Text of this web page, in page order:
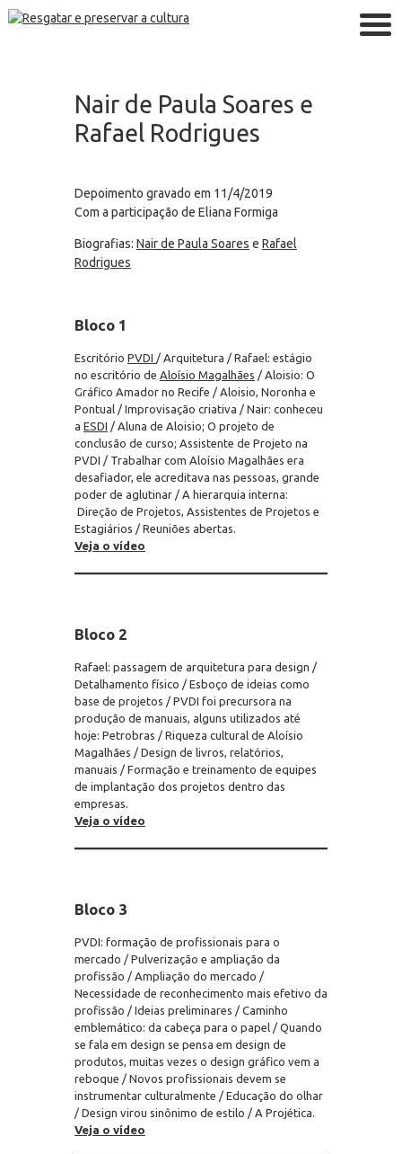
Nair de Paula Soares e
Rafael Rodrigues
Depoimento gravado em 11/4/2019
Com a participação de Eliana Formiga
Biografias: Nair de Paula Soares e Rafael
Rodrigues
Bloco 1
Escritório PVDI / Arquitetura / Rafael: estágio
no escritório de Aloísio Magalhães / Aloisio: O
Gráfico Amador no Recife / Aloisio, Noronha e
Pontual / Improvisação criativa / Nair: conheceu
a ESDI / Aluna de Aloisio; O projeto de
conclusão de curso; Assistente de Projeto na
PVDI / Trabalhar com Aloísio Magalhães era
desafiador, ele acreditava nas pessoas, grande
poder de aglutinar / A hierarquia interna:
Direção de Projetos, Assistentes de Projetos e
Estagiários / Reuniões abertas.
Veja o vídeo
Bloco 2
Rafael: passagem de arquitetura para design /
Detalhamento físico / Esboço de ideias como
base de projetos / PVDI foi precursora na
produção de manuais, alguns utilizados até
hoje: Petrobras / Riqueza cultural de Aloísio
Magalhães / Design de livros, relatórios,
manuais / Formação e treinamento de equipes
de implantação dos projetos dentro das
empresas.
Veja o vídeo
Bloco 3
PVDI: formação de profissionais para o
mercado / Pulverização e ampliação da
profissão / Ampliação do mercado /
Necessidade de reconhecimento mais efetivo da
profissão / Ideias preliminares / Caminho
emblemático: da cabeça para o papel / Quando
se fala em design se pensa em design de
produtos, muitas vezes o design gráfico vem a
reboque / Novos profissionais devem se
instrumentar culturalmente / Educação do olhar
/ Design virou sinônimo de estilo / A Projética.
Veja o vídeo